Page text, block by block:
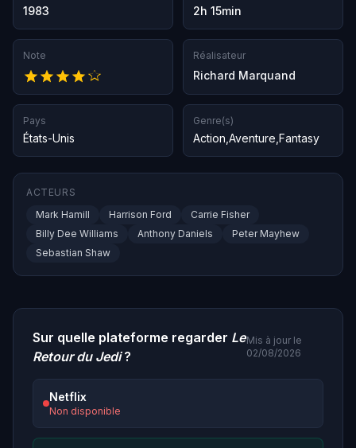
1983 2h 15min
Note Réalisateur
Richard Marquand
Pays
États-Unis
Genre(s)
Action Aventure Fantasy
ACTEURS
Mark Hamill
Harrison Ford
Carrie Fisher
Billy Dee Williams
Anthony Daniels
Peter Mayhew
Sebastian Shaw
Sur quelle plateforme regarder Le
Retour du Jedi?
Mis à jour le
02/08/2026
Netflix
Non disponible